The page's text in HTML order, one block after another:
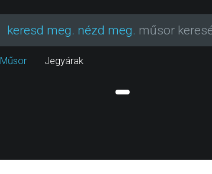
keresd meg. nézd meg. műsor
Műsor Jegyárak